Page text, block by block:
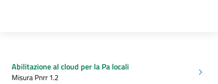
Abilitazione al cloud per la Pa locali
Misura Pnrr 1.2